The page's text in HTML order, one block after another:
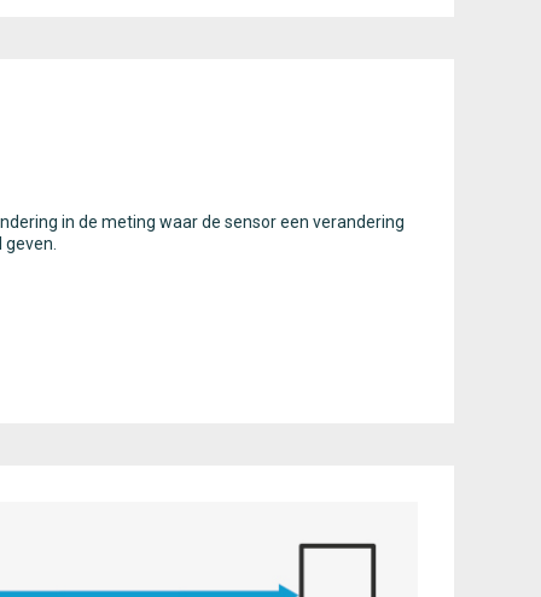
in de meting waar de sensor een verandering